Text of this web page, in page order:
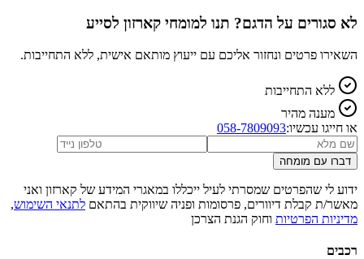
לא סגורים על הדגם? תנו למומחי קארזון לסייע
השאירו פרטים ונחזור אליכם עם ייעוץ מותאם אישית, ללא התחייבות.
ללא התחייבות
מענה מהיר
או חייגו עכשיו:058-7809093
דברו עם מומחה
ידוע לי שהפרטים שמסרתי לעיל ייכללו במאגרי המידע של קארזון ואני
מאשר/ת קבלת דיוורים, פרסומות ופניה שיווקית בהתאם לתנאי השימוש,
מדיניות הפרטיות וחוק הגנת הצרכן
רכבים